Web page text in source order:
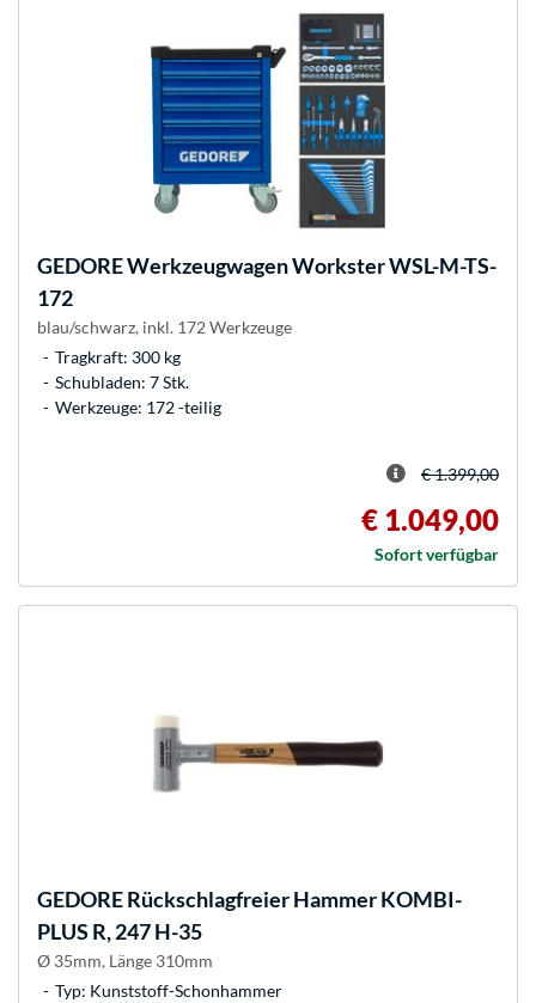
GEDOREWerkzeugwagen Workster WSL-M-TS-
172
blau/schwarz, inkl. 172 Werkzeuge
Tragkraft: 300 kg
Schubladen: 7 Stk.
Werkzeuge: 172 -teilig
€ 1.399,00
€ 1.049,00
Sofort verfügbar
GEDORERückschlagfreier Hammer KOMBI-
PLUS R, 247 H-35
Ø 35mm, Länge 310mm
Typ: Kunststoff-Schonhammer